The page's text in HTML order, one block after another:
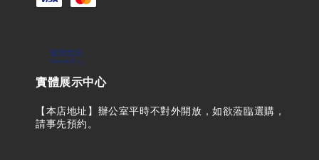
實體展示中心
【本店地址】辦公室平時不對外開放，如欲蒞臨選購，
請事先預約。